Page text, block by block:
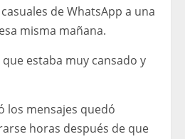
de WhatsApp a una
misma mañana.
estaba muy cansado y
los mensajes quedó
horas después de que